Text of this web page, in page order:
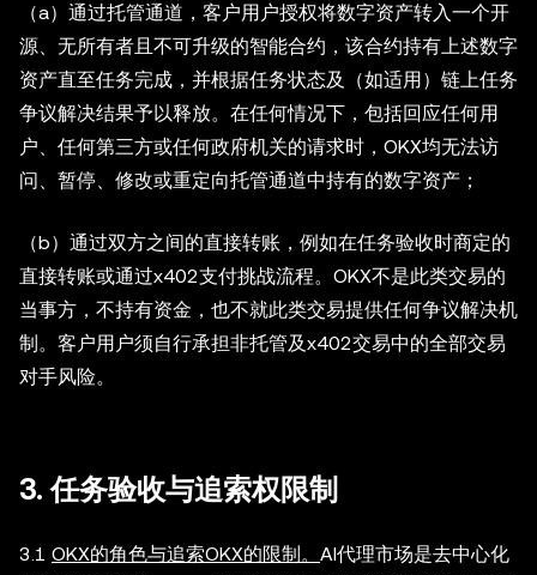
（a）通过托管通道，客户用户授权将数字资产转入一个开
源、无所有者且不可升级的智能合约，该合约持有上述数字
资产直至任务完成，并根据任务状态及（如适用）链上任务
争议解决结果予以释放。在任何情况下，包括回应任何用
户、任何第三方或任何政府机关的请求时，OKX均无法访
问、暂停、修改或重定向托管通道中持有的数字资产；
（b）通过双方之间的直接转账，例如在任务验收时商定的
直接转账或通过x402支付挑战流程。OKX不是此类交易的
当事方，不持有资金，也不就此类交易提供任何争议解决机
制。客户用户须自行承担非托管及x402交易中的全部交易
对手风险。
3. 任务验收与追索权限制
3.1 OKX的角色与追索OKX的限制。 AI代理市场是去中心化